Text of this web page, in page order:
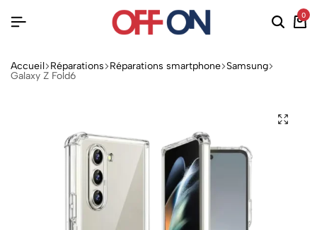
0
Accueil Réparations Réparations smartphone Samsung
Galaxy Z Fold6